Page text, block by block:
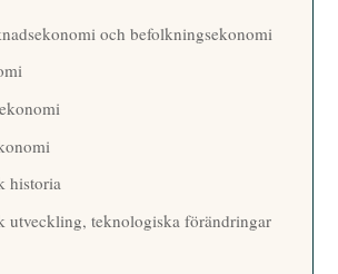
och befolkningsekonomi
historia
utveckling, teknologiska förändringar